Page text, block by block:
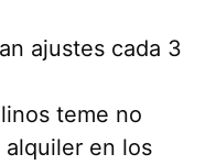
ajustes cada 3
teme no
en los